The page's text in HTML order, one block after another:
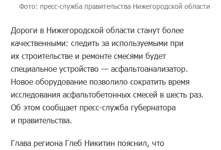
Фото: пресс-служба правительства Нижегородской области
Дороги в Нижегородской области станут более
качественными: следить за используемыми при
их строительстве и ремонте смесями будет
специальное устройство — асфальтоанализатор.
Новое оборудование позволило сократить время
исследования асфальтобетонных смесей в шесть раз.
Об этом сообщает пресс-служба губернатора
и правительства.
Глава региона Глеб Никитин пояснил, что